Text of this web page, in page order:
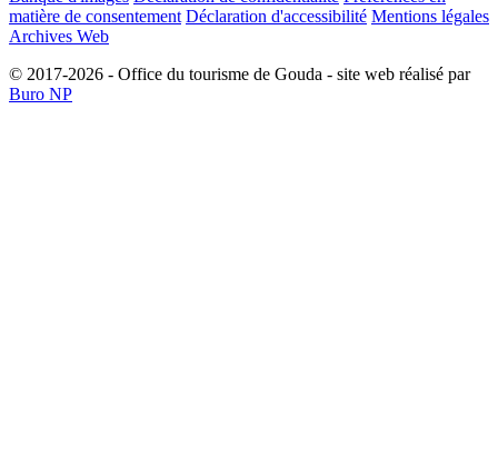
matière de consentement Déclaration d'accessibilité Mentions légales
Archives Web
© 2017-2026 - Office du tourisme de Gouda - site web réalisé par
Buro NP